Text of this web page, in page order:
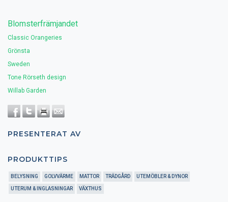
Blomsterfrämjandet
Classic Orangeries
Grönsta
Sweden
Tone Rörseth design
Willab Garden
PRESENTERAT AV
PRODUKTTIPS
BELYSNING GOLVVÄRME MATTOR TRÄDGÅRD UTEMÖBLER & DYNOR
UTERUM & INGLASNINGAR VÄXTHUS